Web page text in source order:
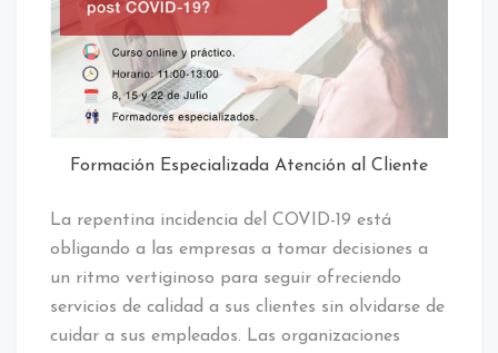
Formación Especializada Atención al Cliente
La repentina incidencia del COVID-19 está
obligando a las empresas a tomar decisiones a
un ritmo vertiginoso para seguir ofreciendo
servicios de calidad a sus clientes sin olvidarse de
cuidar a sus empleados. Las organizaciones